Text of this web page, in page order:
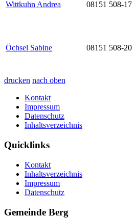
Wittkuhn Andrea 08151 508-17
Öchsel Sabine 08151 508-20
drucken nach oben
Kontakt
Impressum
Datenschutz
Inhaltsverzeichnis
Quicklinks
Kontakt
Inhaltsverzeichnis
Impressum
Datenschutz
Gemeinde Berg